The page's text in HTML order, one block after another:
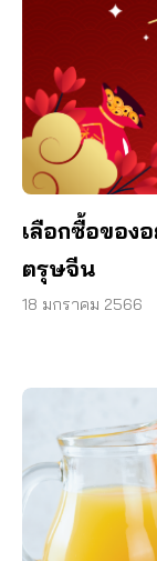
เลือกซื้อของ
ตรุษจีน
18 มกราคม 2566